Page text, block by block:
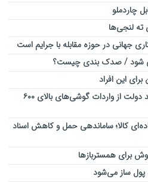
چاردملو
لنجی‌ها
جهانی در حوزه مقابله با جرایم است
می شود / صدک بندی چیست؟
این افراد
پیش‌بینی رشد ۷۰ درصدی درآمد دولت از واردات گوشی‌های بالای ۶۰۰
کالا؛ ساماندهی حمل و کاهش اسناد
برای همستربازها
پول ساز می‌شود